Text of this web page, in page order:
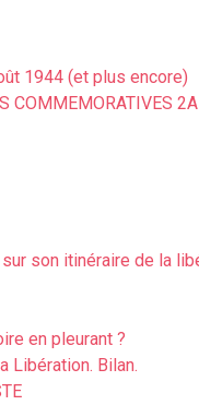
1944 (et plus encore)
COMMEMORATIVES 2A
son itinéraire de la
en pleurant ?
Libération. Bilan.